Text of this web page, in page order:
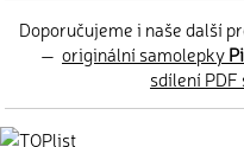
Doporučujeme i naše další
— originální samolepky
sdílení PDF